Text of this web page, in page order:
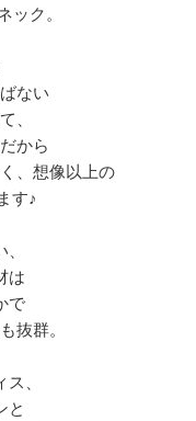
ック。
ない
、
から
、想像以上の
す♪
は
で
抜群。
、
と